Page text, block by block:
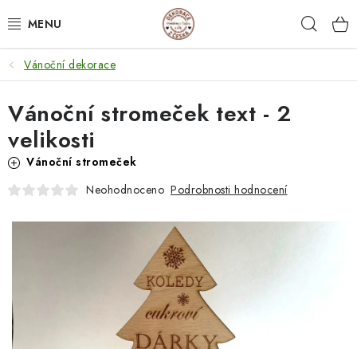
na
NEJPRODÁVANĚJŠÍ
SVATEBNÍ DARY/ DEKORACE 💍
DÁRKOVÉ BOXY A KRABIČKY
DÁRKY K NAROZENINÁM
PERSONALIZOVANÉ DÁRKY ✨
DŘEVĚNÉ DEKORACE
Vánoční dekorace
Vánoční stromeček text - 2
velikosti
Vánoční stromeček
Neohodnoceno Podrobnosti hodnocení